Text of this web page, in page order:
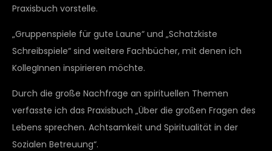
Praxisbuch vorstelle.
„Gruppenspiele für gute Laune“ und „Schatzkiste
Schreibspiele“ sind weitere Fachbücher, mit denen ich
KollegInnen inspirieren möchte.
Durch die große Nachfrage an spirituellen Themen
verfasste ich das Praxisbuch „Über die großen Fragen des
Lebens sprechen. Achtsamkeit und Spiritualität in der
Sozialen Betreuung“.